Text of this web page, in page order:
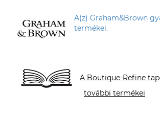
A(z) Graham&Brown
termékei.
A Boutique-Refine
további termékei